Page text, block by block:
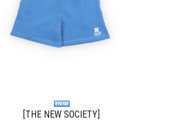
[THE NEW SOCIETY]